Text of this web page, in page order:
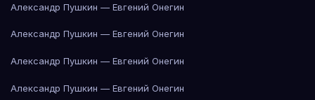
Александр Пушкин — Евгений Онегин
Александр Пушкин — Евгений Онегин
Александр Пушкин — Евгений Онегин
Александр Пушкин — Евгений Онегин